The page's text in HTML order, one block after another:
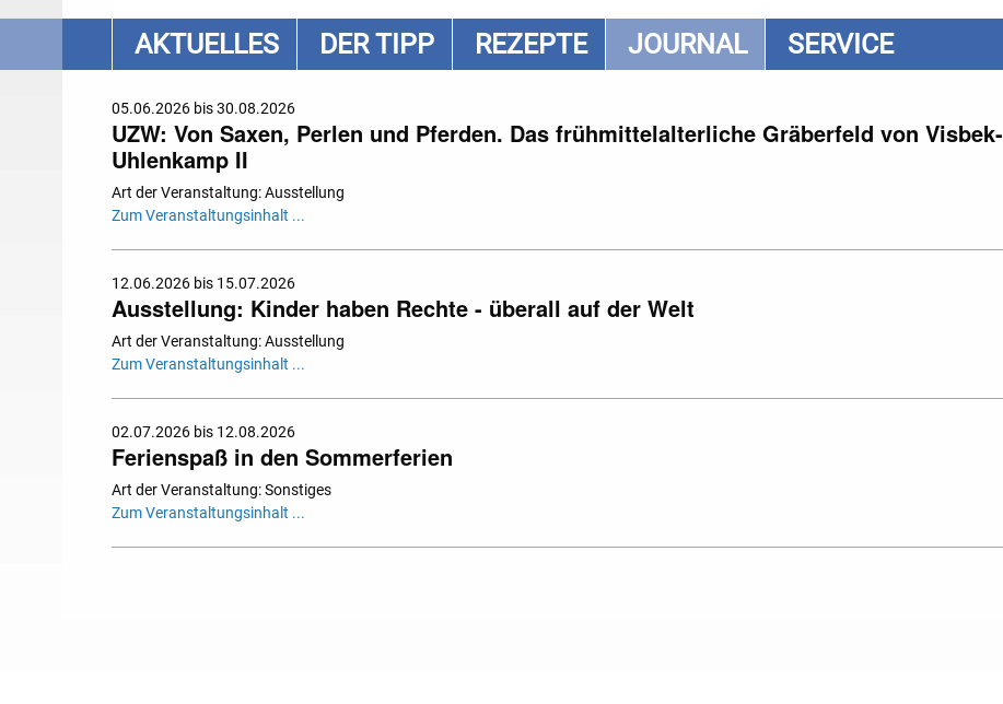
AKTUELLES DER TIPP REZEPTE JOURNAL SERVICE
05.06.2026 bis 30.08.2026
UZW: Von Saxen, Perlen und Pferden. Das frühmittelalterliche Gräberfeld von Visbek-
Uhlenkamp II
Art der Veranstaltung: Ausstellung
Zum Veranstaltungsinhalt ...
12.06.2026 bis 15.07.2026
Ausstellung: Kinder haben Rechte - überall auf der Welt
Art der Veranstaltung: Ausstellung
Zum Veranstaltungsinhalt ...
02.07.2026 bis 12.08.2026
Ferienspaß in den Sommerferien
Art der Veranstaltung: Sonstiges
Zum Veranstaltungsinhalt ...